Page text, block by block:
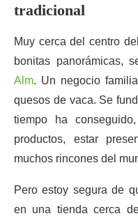
tradicional
Muy cerca del centro
bonitas panorámicas,
Alm. Un negocio
quesos de vaca. Se
tiempo ha
productos, estar
muchos rincones del
Pero estoy segura de
en una tienda cerca